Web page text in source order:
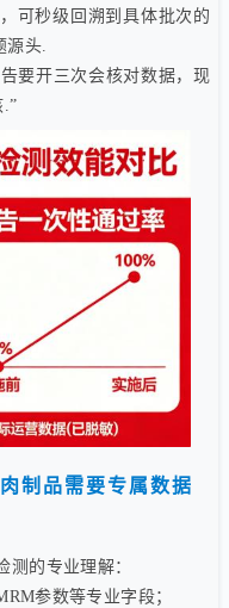
可秒级回溯到具体批次的
头.
要开三次会核对数据，现
制品需要专属数据
的专业理解：
参数等专业字段；